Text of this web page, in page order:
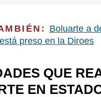
Boluarte a
preso en la Diroes
QUE
EN